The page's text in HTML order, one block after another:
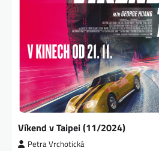
Víkend v Taipei (11/2024)
Petra Vrchotická